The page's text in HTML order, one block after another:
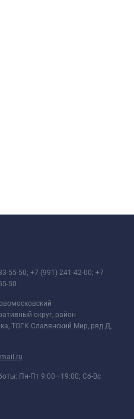
55-50; +7 (991) 241-42-00; +7
50
округ, район
ТОГК Славянский Мир, ряд Д,
Пн-Пт 9:00—19:00; Сб-Вс